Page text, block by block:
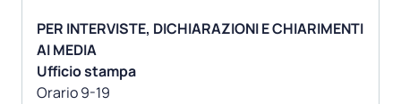
PER INTERVISTE, DICHIARAZIONI E CHIARIMENTI
AI MEDIA
Ufficio stampa
Orario 9-19